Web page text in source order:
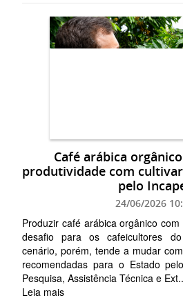
Café arábica
produtividade com
pelo
24/06/2026
Produzir café arábica orgânico
desafio para os cafeicultores
cenário, porém, tende a mudar
recomendadas para o Estado
Pesquisa, Assistência Técnica e
Leia mais